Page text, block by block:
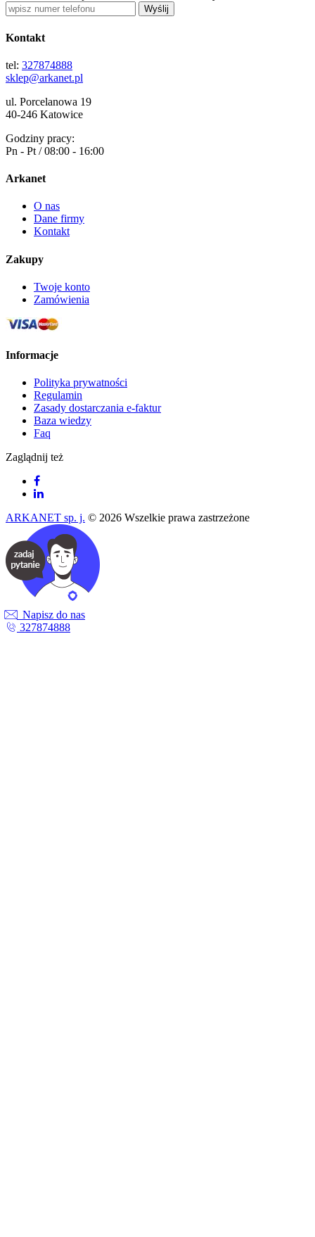
Wyślij
Kontakt
tel: 327874888
sklep@arkanet.pl
ul. Porcelanowa 19
40-246 Katowice
Godziny pracy:
Pn - Pt / 08:00 - 16:00
Arkanet
O nas
Dane firmy
Kontakt
Zakupy
Twoje konto
Zamówienia
Informacje
Polityka prywatności
Regulamin
Zasady dostarczania e-faktur
Baza wiedzy
Faq
Zaglądnij też
ARKANET sp. j. © 2026 Wszelkie prawa zastrzeżone
Napisz do nas
327874888